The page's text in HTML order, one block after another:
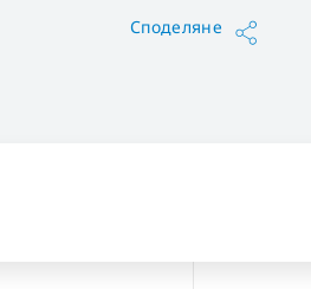
Споделяне